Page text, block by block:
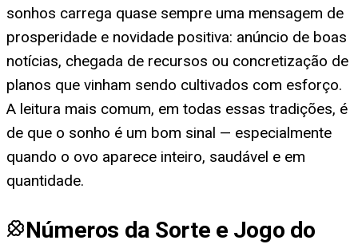
sonhos carrega quase sempre uma mensagem de
prosperidade e novidade positiva: anúncio de boas
notícias, chegada de recursos ou concretização de
planos que vinham sendo cultivados com esforço.
A leitura mais comum, em todas essas tradições, é
de que o sonho é um bom sinal — especialmente
quando o ovo aparece inteiro, saudável e em
quantidade.
Números da Sorte e Jogo do